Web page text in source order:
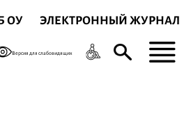
ОУ ЭЛЕКТРОННЫЙ ЖУРНАЛ
Версия для слабовидящих